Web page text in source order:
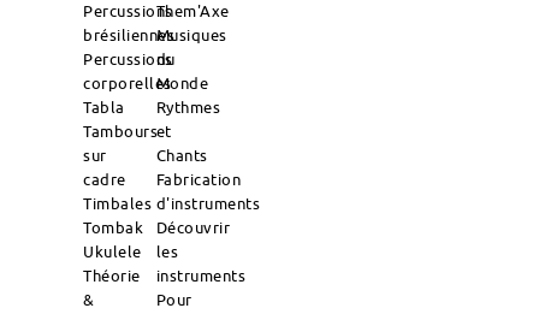
Percussions
brésiliennes
Percussions
corporelles
Tabla
Tambours
sur
cadre
Timbales
Tombak
Ukulele
Théorie
&
Them'Axe
Musiques
du
Monde
Rythmes
et
Chants
Fabrication
d'instruments
Découvrir
les
instruments
Pour